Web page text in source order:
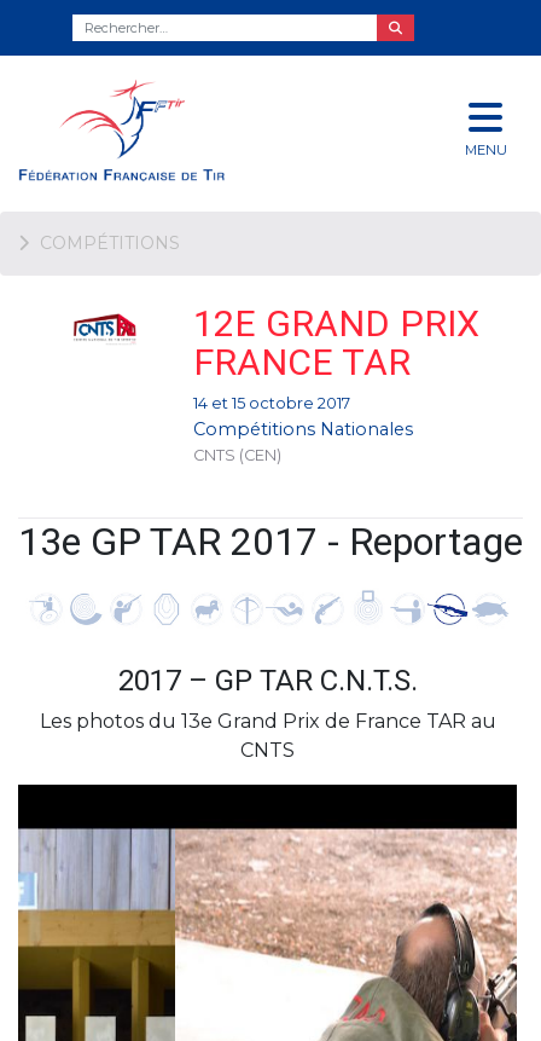
MENU
COMPÉTITIONS
12E GRAND PRIX
FRANCE TAR
14 et 15 octobre 2017
Compétitions Nationales
CNTS (CEN)
13e GP TAR 2017 - Reportage
2017 – GP TAR C.N.T.S.
Les photos du 13e Grand Prix de France TAR au
CNTS